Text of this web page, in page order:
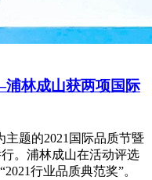
林成山获两项国际
主题的2021国际品质节暨
。浦林成山在活动评选
行业品质典范奖”。